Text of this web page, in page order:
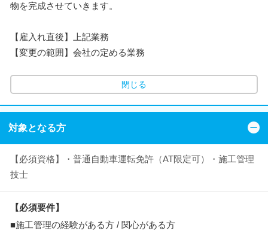
物を完成させていきます。
【雇入れ直後】上記業務
【変更の範囲】会社の定める業務
閉じる
対象となる方
【必須資格】・普通自動車運転免許（AT限定可）・施工管理
技士
【必須要件】
■施工管理の経験がある方 / 関心がある方